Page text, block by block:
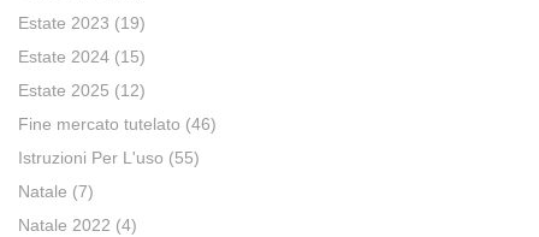
Estate 2023 (19)
Estate 2024 (15)
Estate 2025 (12)
Fine mercato tutelato (46)
Istruzioni Per L'uso (55)
Natale (7)
Natale 2022 (4)